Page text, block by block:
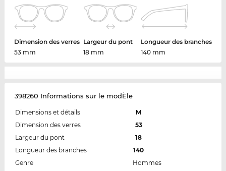
Dimension des verres
53 mm
Largeur du pont
18 mm
Longueur des branches
140 mm
398260 Informations sur le modÈle
Dimensions et détails
M
Dimension des verres
53
Largeur du pont
18
Longueur des branches
140
Genre
Hommes